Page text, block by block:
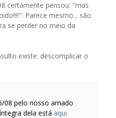
certamente pensou: "mas
Parece mesmo... são
se perder no meio da
existe: descomplicar o
08 pelo nosso amado
dela está aqui